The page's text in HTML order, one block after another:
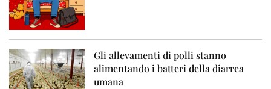
Gli allevamenti di polli stanno
alimentando i batteri della diarrea
umana